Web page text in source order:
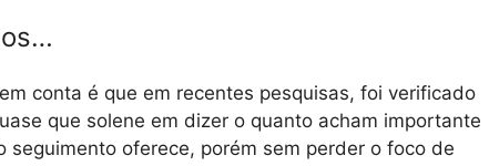
conta é que em recentes pesquisas, foi verificado
que solene em dizer o quanto acham importante
seguimento oferece, porém sem perder o foco de